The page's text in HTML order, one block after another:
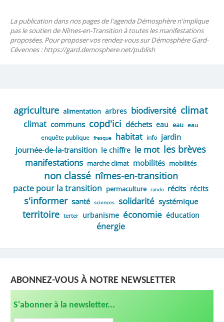
La publication dans nos pages de l'agenda Démosphère n'implique
pas le soutien de Nîmes-en-Transition à toutes les manifestations
proposées. Pour proposer vos rendez-vous sur Démosphère Gard-
Cévennes : https://gard.demosphere.net/publish
agriculture alimentation arbres biodiversité climat
climat communs copd'ici déchets eau eau eau
enquête publique
fresque habitat info jardin
journée-de-la-transition le chiffre le mot les brèves
manifestations marche climat mobilités mobilités
non classé nîmes-en-transition
pacte pour la transition permaculture rando récits récits
s'informer santé sciences solidarité systémique
territoire terter urbanisme économie éducation
énergie
ABONNEZ-VOUS À NOTRE NEWSLETTER
S'abonner à la newsletter...